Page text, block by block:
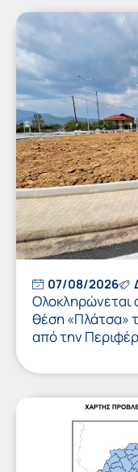
07/08/2026
Ολοκληρώνεται
θέση «Πλάτσα»
από την